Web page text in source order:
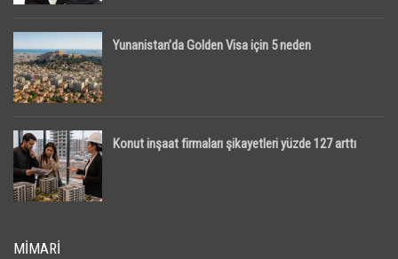
Yunanistan’da Golden Visa için 5 neden
Konut inşaat firmaları şikayetleri yüzde 127 arttı
MIMARI